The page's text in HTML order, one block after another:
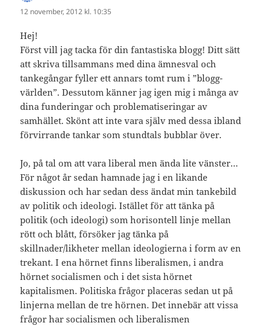
12 november, 2012 kl. 10:35
Hej!
Först vill jag tacka för din fantastiska blogg! Ditt sätt
att skriva tillsammans med dina ämnesval och
tankegångar fyller ett annars tomt rum i ”blogg-
världen”. Dessutom känner jag igen mig i många av
dina funderingar och problematiseringar av
samhället. Skönt att inte vara själv med dessa ibland
förvirrande tankar som stundtals bubblar över.
Jo, på tal om att vara liberal men ända lite vänster…
För något år sedan hamnade jag i en likande
diskussion och har sedan dess ändat min tankebild
av politik och ideologi. Istället för att tänka på
politik (och ideologi) som horisontell linje mellan
rött och blått, försöker jag tänka på
skillnader/likheter mellan ideologierna i form av en
trekant. I ena hörnet finns liberalismen, i andra
hörnet socialismen och i det sista hörnet
kapitalismen. Politiska frågor placeras sedan ut på
linjerna mellan de tre hörnen. Det innebär att vissa
frågor har socialismen och liberalismen